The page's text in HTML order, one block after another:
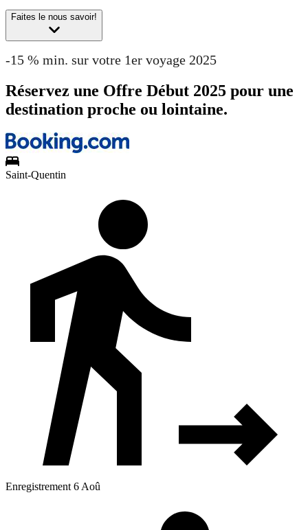
Faites le nous savoir!
-15 % min. sur votre 1er voyage 2025
Réservez une Offre Début 2025 pour une
destination proche ou lointaine.
Saint-Quentin
Enregistrement 6 Aoû